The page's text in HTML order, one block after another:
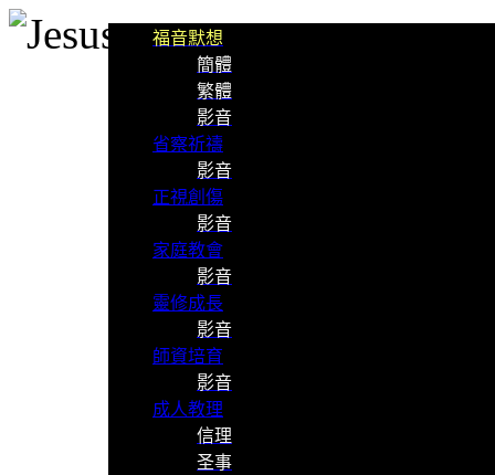
福音默想
簡體
繁體
影音
省察祈禱
影音
正視創傷
影音
家庭教會
影音
靈修成長
影音
師資培育
影音
成人教理
信理
圣事